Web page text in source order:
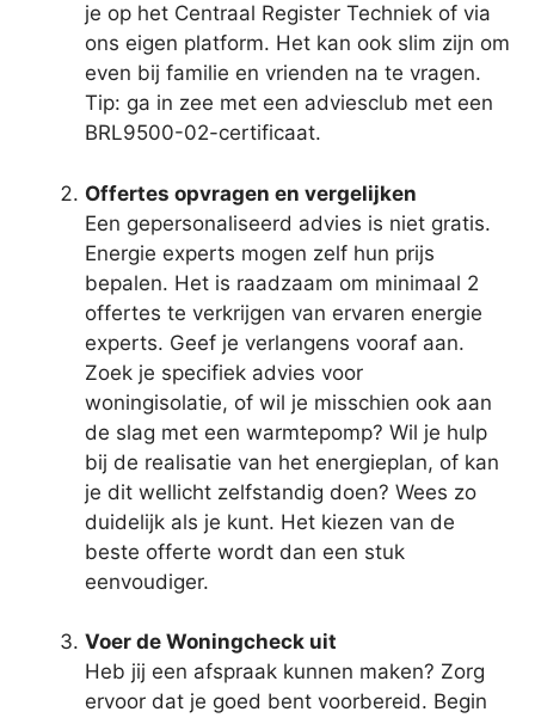
je op het Centraal Register Techniek of via
ons eigen platform. Het kan ook slim zijn om
even bij familie en vrienden na te vragen.
Tip: ga in zee met een adviesclub met een
BRL9500-02-certificaat.
Offertes opvragen en vergelijken
Een gepersonaliseerd advies is niet gratis.
Energie experts mogen zelf hun prijs
bepalen. Het is raadzaam om minimaal 2
offertes te verkrijgen van ervaren energie
experts. Geef je verlangens vooraf aan.
Zoek je specifiek advies voor
woningisolatie, of wil je misschien ook aan
de slag met een warmtepomp? Wil je hulp
bij de realisatie van het energieplan, of kan
je dit wellicht zelfstandig doen? Wees zo
duidelijk als je kunt. Het kiezen van de
beste offerte wordt dan een stuk
eenvoudiger.
Voer de Woningcheck uit
Heb jij een afspraak kunnen maken? Zorg
ervoor dat je goed bent voorbereid. Begin